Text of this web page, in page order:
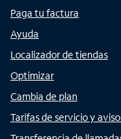
Paga tu factura
Ayuda
Localizador de tiendas
Optimizar
Cambia de plan
Tarifas de servicio y